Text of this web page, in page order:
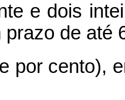
e dois
de até
por cento),